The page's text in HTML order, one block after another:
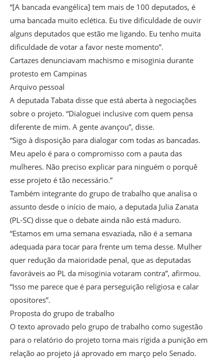
“[A bancada evangélica] tem mais de 100 deputados, é
uma bancada muito eclética. Eu tive dificuldade de ouvir
alguns deputados que estão me ligando. Eu tenho muita
dificuldade de votar a favor neste momento”.
Cartazes denunciavam machismo e misoginia durante
protesto em Campinas
Arquivo pessoal
A deputada Tabata disse que está aberta à negociações
sobre o projeto. “Dialoguei inclusive com quem pensa
diferente de mim. A gente avançou”, disse.
“Sigo à disposição para dialogar com todas as bancadas.
Meu apelo é para o compromisso com a pauta das
mulheres. Não preciso explicar para ninguém o porquê
esse projeto é tão necessário.”
Também integrante do grupo de trabalho que analisa o
assunto desde o início de maio, a deputada Julia Zanata
(PL-SC) disse que o debate ainda não está maduro.
“Estamos em uma semana esvaziada, não é a semana
adequada para tocar para frente um tema desse. Mulher
quer redução da maioridade penal, que as deputadas
favoráveis ao PL da misoginia votaram contra”, afirmou.
“Isso me parece que é para perseguição religiosa e calar
opositores”.
Proposta do grupo de trabalho
O texto aprovado pelo grupo de trabalho como sugestão
para o relatório do projeto torna mais rígida a punição em
relação ao projeto já aprovado em março pelo Senado.